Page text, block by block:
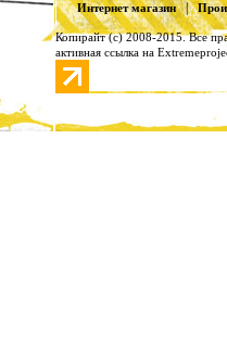
Интернет магазин|
Копирайт (с) 2008-2015. Все
активная ссылка на